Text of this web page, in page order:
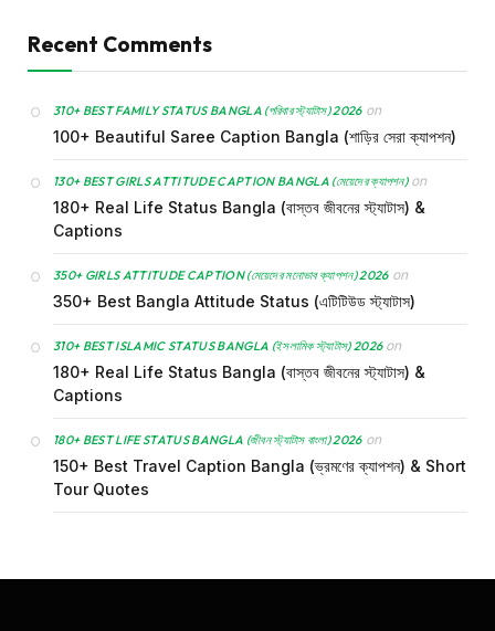
Recent Comments
310+ BEST FAMILY STATUS BANGLA (পরিবার স্ট্যাটাস) 2026on
100+ Beautiful Saree Caption Bangla (শাড়ির সেরা ক্যাপশন)
130+ BEST GIRLS ATTITUDE CAPTION BANGLA (মেয়েদের ক্যাপশন)on
180+ Real Life Status Bangla (বাস্তব জীবনের স্ট্যাটাস) &
Captions
350+ GIRLS ATTITUDE CAPTION (মেয়েদের মনোভাব ক্যাপশন) 2026on
350+ Best Bangla Attitude Status (এটিটিউড স্ট্যাটাস)
310+ BEST ISLAMIC STATUS BANGLA (ইসলামিক স্ট্যাটাস) 2026on
180+ Real Life Status Bangla (বাস্তব জীবনের স্ট্যাটাস) &
Captions
180+ BEST LIFE STATUS BANGLA (জীবন স্ট্যাটাস বাংলা) 2026on
150+ Best Travel Caption Bangla (ভ্রমণের ক্যাপশন) & Short
Tour Quotes